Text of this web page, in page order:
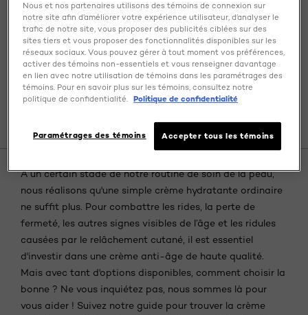
Crème Anti-Âge pour les Premiers Signes de
Rides
Crème Anti-Âge pour Protéger la Barrière
Cutanée
Crème Anti-Âge pour Raffermir la Peau
Crème Anti-Âge pour Raffermir les Peaux
Affaissées
Crème Anti-Âge pour Traiter les Peaux Minces
À un certain stade de notre routine de soin de la peau,
nous réalisons qu'une simple crème hydratante ordinaire
ne suffit plus. Pour combattre les rides, la perte de
fermeté, les autres signes visibles de l’âge et les ridules
causées par le relâchement cutané, il est essentiel
d'investir dans une crème anti-âge de haute qualité.
Mais avec tant d'options disponibles, comment choisir la
bonne ? Ne vous inquiétez pas, nous sommes là pour
vous aider ! Suivez notre guide pour trouver la crème
Nous et nos partenaires utilisons des témoins de connexion sur
notre site afin d’améliorer votre expérience utilisateur, d’analyser le
trafic de notre site, vous proposer des publicités ciblées sur des
sites tiers et vous proposer des fonctionnalités disponibles sur les
réseaux sociaux. Vous pouvez gérer à tout moment vos préférences,
activer des témoins non-essentiels et vous renseigner davantage
en lien avec notre utilisation de témoins dans les paramétrages des
témoins. Pour en savoir plus sur les témoins, consultez notre
politique de confidentialité. Politique de confidentialité
Accepter tous les témoins
Paramétrages des témoins